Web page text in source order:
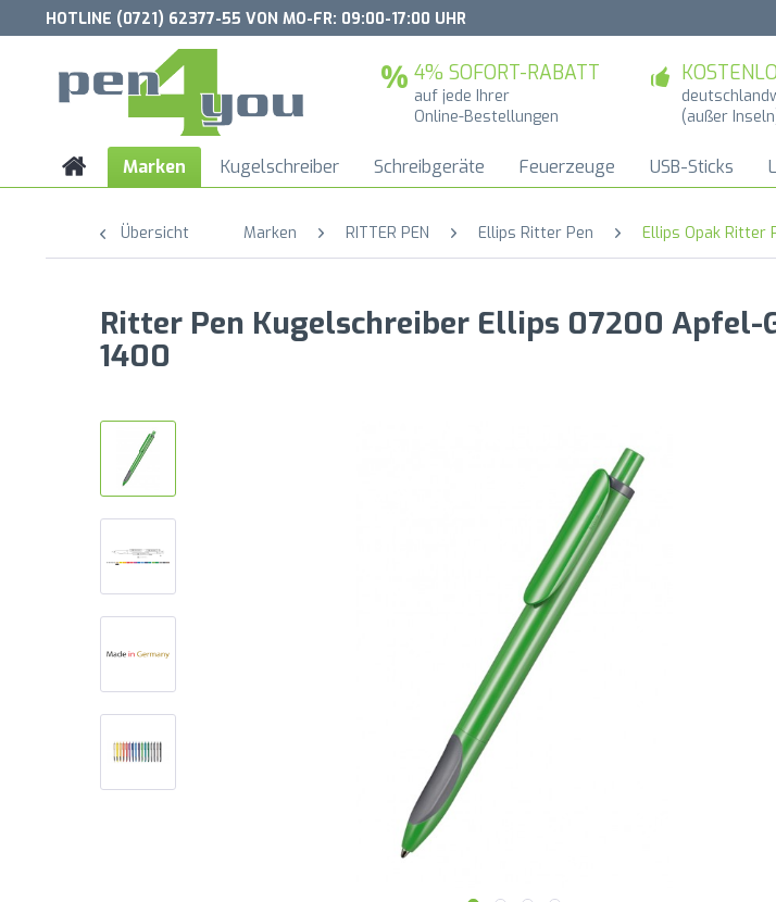
HOTLINE (0721) 62377-55 VON MO-FR: 09:00-17:00 UHR
4% SOFORT-RABATT
auf jede Ihrer
Online-Bestellungen
(außer
Marken Kugelschreiber Schreibgeräte Feuerzeuge USB-Sticks
Übersicht Marken RITTER PEN Ellips Ritter Pen Ellips Opak Ritter
Ritter Pen Kugelschreiber Ellips 07200 Apfel-
1400